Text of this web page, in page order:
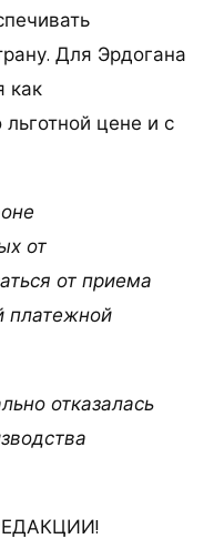
Для Эрдогана
как
льготной цене и с
от
от приема
платежной
отказалась